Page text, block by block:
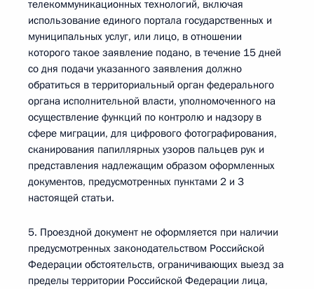
телекоммуникационных технологий, включая
использование единого портала государственных и
муниципальных услуг, или лицо, в отношении
которого такое заявление подано, в течение 15 дней
со дня подачи указанного заявления должно
обратиться в территориальный орган федерального
органа исполнительной власти, уполномоченного на
осуществление функций по контролю и надзору в
сфере миграции, для цифрового фотографирования,
сканирования папиллярных узоров пальцев рук и
представления надлежащим образом оформленных
документов, предусмотренных пунктами 2 и 3
настоящей статьи.
5. Проездной документ не оформляется при наличии
предусмотренных законодательством Российской
Федерации обстоятельств, ограничивающих выезд за
пределы территории Российской Федерации лица,